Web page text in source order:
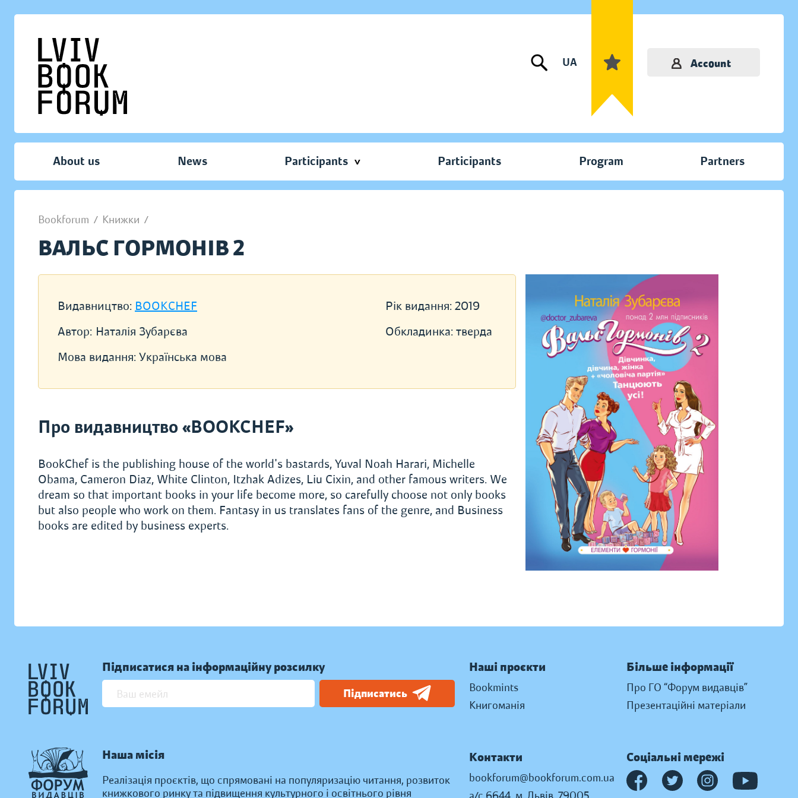
UA Account
About us News Participants Participants Program Partners
Bookforum / Книжки /
ВАЛЬС ГОРМОНІВ 2
Видавництво: BOOKCHEF
Автор: Наталія Зубарєва
Мова видання: Українська мова
Рік видання: 2019
Обкладинка: тверда
Про видавництво «BOOKCHEF»
BookChef is the publishing house of the world's bastards, Yuval Noah Harari, Michelle
Obama, Cameron Diaz, White Clinton, Itzhak Adizes, Liu Cixin, and other famous writers. We
dream so that important books in your life become more, so carefully choose not only books
but also people who work on them. Fantasy in us translates fans of the genre, and Business
books are edited by business experts.
Підписатися на інформаційну розсилку
Підписатись
Наша місія
Реалізація проєктів, що спрямовані на популяризацію читання, розвиток
книжкового ринку та підвищення культурного і освітнього рівня
Наші проєкти
Bookmints
Книгоманія
Більше інформації
Про ГО “Форум видавців”
Презентаційні матеріали
Контакти
bookforum@bookforum.com.ua
Соціальні мережі